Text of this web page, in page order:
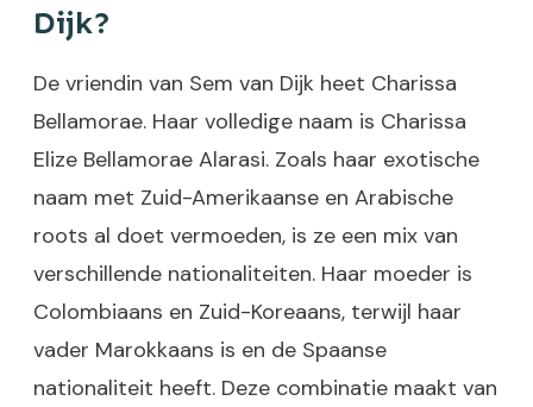
Dijk?
De vriendin van Sem van Dijk heet Charissa
Bellamorae. Haar volledige naam is Charissa
Elize Bellamorae Alarasi. Zoals haar exotische
naam met Zuid-Amerikaanse en Arabische
roots al doet vermoeden, is ze een mix van
verschillende nationaliteiten. Haar moeder is
Colombiaans en Zuid-Koreaans, terwijl haar
vader Marokkaans is en de Spaanse
nationaliteit heeft. Deze combinatie maakt van